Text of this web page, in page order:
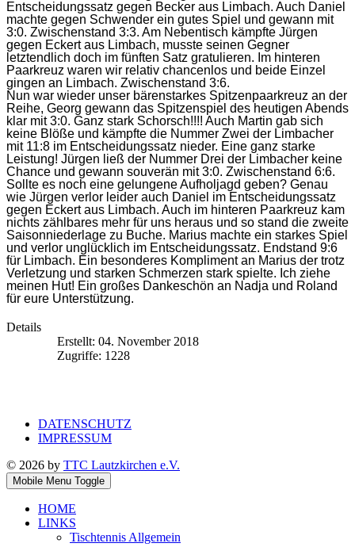
Entscheidungssatz gegen Becker aus Limbach. Auch Daniel
machte gegen Schwender ein gutes Spiel und gewann mit
3:0. Zwischenstand 3:3. Am Nebentisch kämpfte Jürgen
gegen Eckert aus Limbach, musste seinen Gegner
letztendlich doch im fünften Satz gratulieren. Im hinteren
Paarkreuz waren wir relativ chancenlos und beide Einzel
gingen an Limbach. Zwischenstand 3:6.
Nun war wieder unser bärenstarkes Spitzenpaarkreuz an der
Reihe, Georg gewann das Spitzenspiel des heutigen Abends
klar mit 3:0. Ganz stark Schorsch!!!! Auch Martin gab sich
keine Blöße und kämpfte die Nummer Zwei der Limbacher
mit 11:8 im Entscheidungssatz nieder. Eine ganz starke
Leistung! Jürgen ließ der Nummer Drei der Limbacher keine
Chance und gewann souverän mit 3:0. Zwischenstand 6:6.
Sollte es noch eine gelungene Aufholjagd geben? Genau
wie Jürgen verlor leider auch Daniel im Entscheidungssatz
gegen Eckert aus Limbach. Auch im hinteren Paarkreuz kam
nichts zählbares mehr für uns heraus und so stand die zweite
Saisonniederlage zu Buche. Marius machte ein starkes Spiel
und verlor unglücklich im Entscheidungssatz. Endstand 9:6
für Limbach. Ein besonderes Kompliment an Marius der trotz
Verletzung und starken Schmerzen stark spielte. Ich ziehe
meinen Hut! Ein großes Dankeschön an Nadja und Roland
für eure Unterstützung.
Details
Erstellt: 04. November 2018
Zugriffe: 1228
DATENSCHUTZ
IMPRESSUM
© 2026 by TTC Lautzkirchen e.V.
Mobile Menu Toggle
HOME
LINKS
Tischtennis Allgemein